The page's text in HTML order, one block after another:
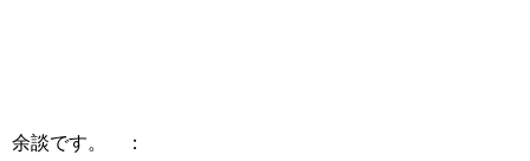
余談です。 ：